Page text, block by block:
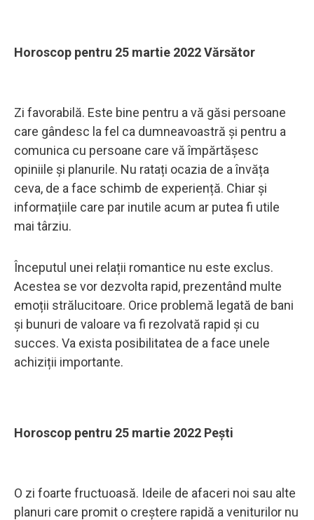
Horoscop pentru 25 martie 2022 Vărsător
Zi favorabilă. Este bine pentru a vă găsi persoane
care gândesc la fel ca dumneavoastră și pentru a
comunica cu persoane care vă împărtășesc
opiniile și planurile. Nu ratați ocazia de a învăța
ceva, de a face schimb de experiență. Chiar și
informațiile care par inutile acum ar putea fi utile
mai târziu.
Începutul unei relații romantice nu este exclus.
Acestea se vor dezvolta rapid, prezentând multe
emoții strălucitoare. Orice problemă legată de bani
și bunuri de valoare va fi rezolvată rapid și cu
succes. Va exista posibilitatea de a face unele
achiziții importante.
Horoscop pentru 25 martie 2022 Pești
O zi foarte fructuoasă. Ideile de afaceri noi sau alte
planuri care promit o creștere rapidă a veniturilor nu